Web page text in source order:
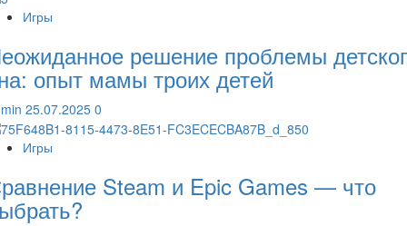
Игры
решение проблемы
опыт мамы троих детей
25.07.2025 0
Игры
Steam и Epic Games — что